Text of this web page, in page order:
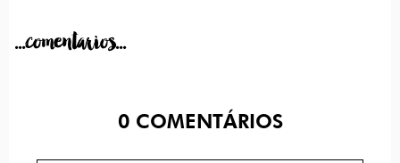
...comentarios...
0COMENTÁRIOS